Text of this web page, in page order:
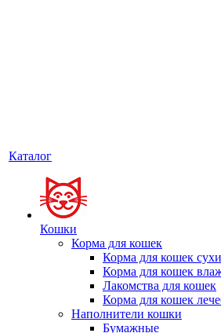
Каталог
Кошки
Корма для кошек
Корма для кошек
Корма для кошек
Лакомства для кошек
Корма для кошек
Наполнители кошки
Бумажные